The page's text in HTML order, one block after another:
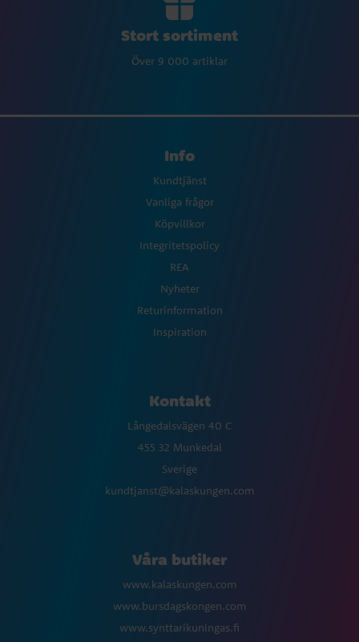
Stort sortiment
Över 9 000 artiklar
Info
Kundtjänst
Vanliga frågor
Köpvillkor
Integritetspolicy
REA
Nyheter
Returinformation
Inspiration
Kontakt
Långedalsvägen 40 C
455 32 Munkedal
Sverige
kundtjanst@kalaskungen.com
Våra butiker
www.kalaskungen.com
www.bursdagskongen.com
www.synttarikuningas.fi